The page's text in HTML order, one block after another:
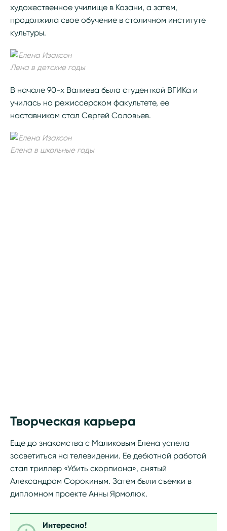
художественное училище в Казани, а затем,
продолжила свое обучение в столичном институте
культуры.
Лена в детские годы
В начале 90-х Валиева была студенткой ВГИКа и
училась на режиссерском факультете, ее
наставником стал Сергей Соловьев.
Елена в школьные годы
Творческая карьера
Еще до знакомства с Маликовым Елена успела
засветиться на телевидении. Ее дебютной работой
стал триллер «Убить скорпиона», снятый
Александром Сорокиным. Затем были съемки в
дипломном проекте Анны Ярмолюк.
Интересно!